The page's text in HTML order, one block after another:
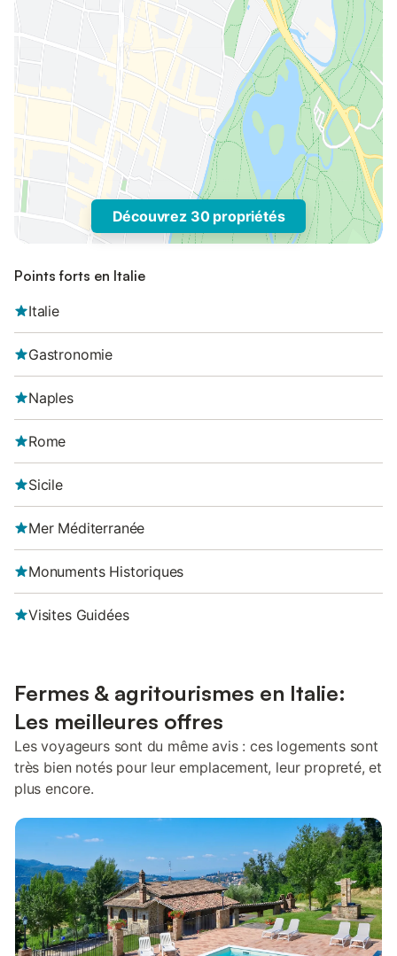
Découvrez 30 propriétés
Points forts en Italie
Italie
Gastronomie
Naples
Rome
Sicile
Mer Méditerranée
Monuments Historiques
Visites Guidées
Fermes & agritourismes en Italie:
Les meilleures offres
Les voyageurs sont du même avis : ces logements sont
très bien notés pour leur emplacement, leur propreté, et
plus encore.